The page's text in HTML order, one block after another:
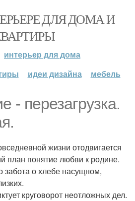
ДЛЯ ДОМА И
интерьер для дома
идеи дизайна мебель
- перезагрузка.
жизни отодвигается
план понятие любви к родине.
забота о хлебе насущном,
круговорот неотложных дел.